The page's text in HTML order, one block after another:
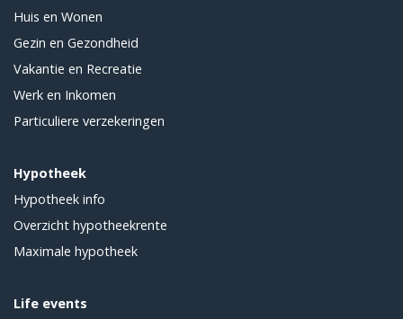
Huis en Wonen
Gezin en Gezondheid
Vakantie en Recreatie
Werk en Inkomen
Particuliere verzekeringen
Hypotheek
Hypotheek info
Overzicht hypotheekrente
Maximale hypotheek
Life events